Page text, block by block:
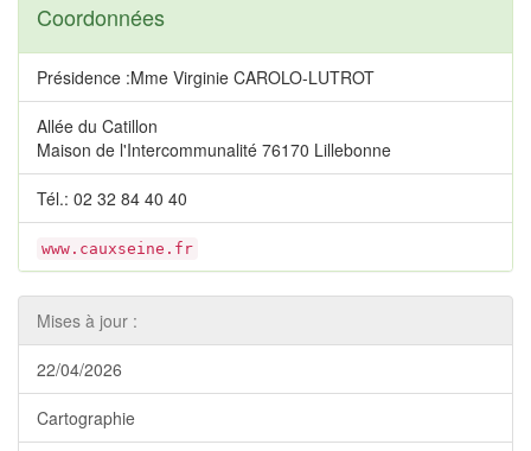
Coordonnées
Présidence :Mme Virginie CAROLO-LUTROT
Allée du Catillon
Maison de l'Intercommunalité 76170 Lillebonne
Tél.: 02 32 84 40 40
www.cauxseine.fr
Mises à jour :
22/04/2026
Cartographie